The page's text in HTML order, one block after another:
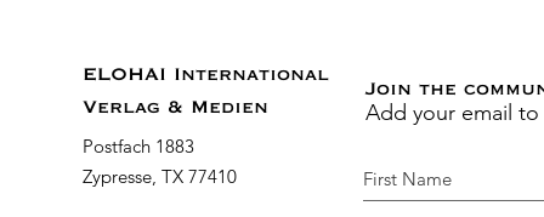
ELOHAI International
Verlag & Medien
Postfach 1883
Zypresse, TX 77410
Join the
Add your email